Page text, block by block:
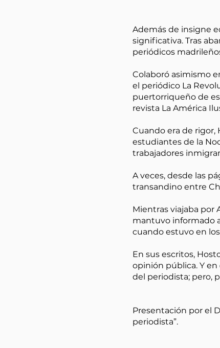
Además de insigne
significativa. Tras
periódicos
Colaboró asimismo
el periódico La
puertorriqueño de
revista La América
Cuando era de rigor,
estudiantes de la
trabajadores
A veces, desde las
transandino entre
Mientras viajaba por
mantuvo informado
cuando estuvo en
En sus escritos,
opinión pública. Y
del periodista; pero,
Presentación por el
periodista”.